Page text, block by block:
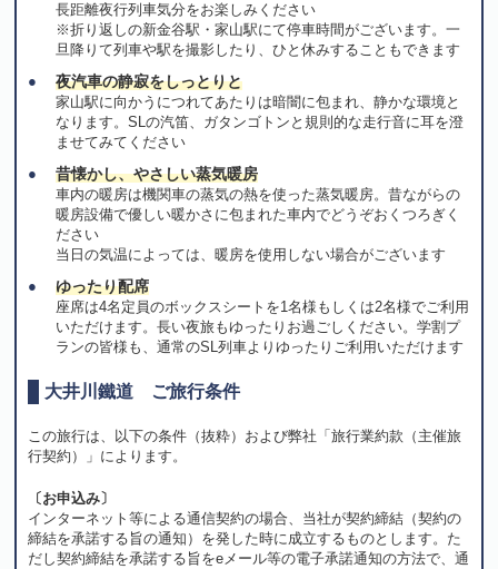
長距離夜行列車気分をお楽しみください
※折り返しの新金谷駅・家山駅にて停車時間がございます。一
旦降りて列車や駅を撮影したり、ひと休みすることもできます
夜汽車の静寂をしっとりと
家山駅に向かうにつれてあたりは暗闇に包まれ、静かな環境と
なります。SLの汽笛、ガタンゴトンと規則的な走行音に耳を澄
ませてみてください
昔懐かし、やさしい蒸気暖房
車内の暖房は機関車の蒸気の熱を使った蒸気暖房。昔ながらの
暖房設備で優しい暖かさに包まれた車内でどうぞおくつろぎく
ださい
当日の気温によっては、暖房を使用しない場合がございます
ゆったり配席
座席は4名定員のボックスシートを1名様もしくは2名様でご利用
いただけます。長い夜旅もゆったりお過ごしください。学割プ
ランの皆様も、通常のSL列車よりゆったりご利用いただけます
大井川鐵道 ご旅行条件
この旅行は、以下の条件（抜粋）および弊社「旅行業約款（主催旅
行契約）」によります。
〔お申込み〕
インターネット等による通信契約の場合、当社が契約締結（契約の
締結を承諾する旨の通知）を発した時に成立するものとします。た
だし契約締結を承諾する旨をeメール等の電子承諾通知の方法で、通